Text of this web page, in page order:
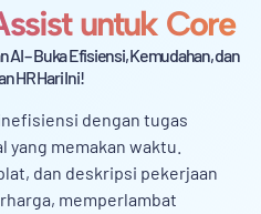
untuk Core
AI – Buka Efisiensi, Kemudahan, dan
HR Hari Ini!
dengan tugas
yang memakan waktu.
dan deskripsi pekerjaan
memperlambat